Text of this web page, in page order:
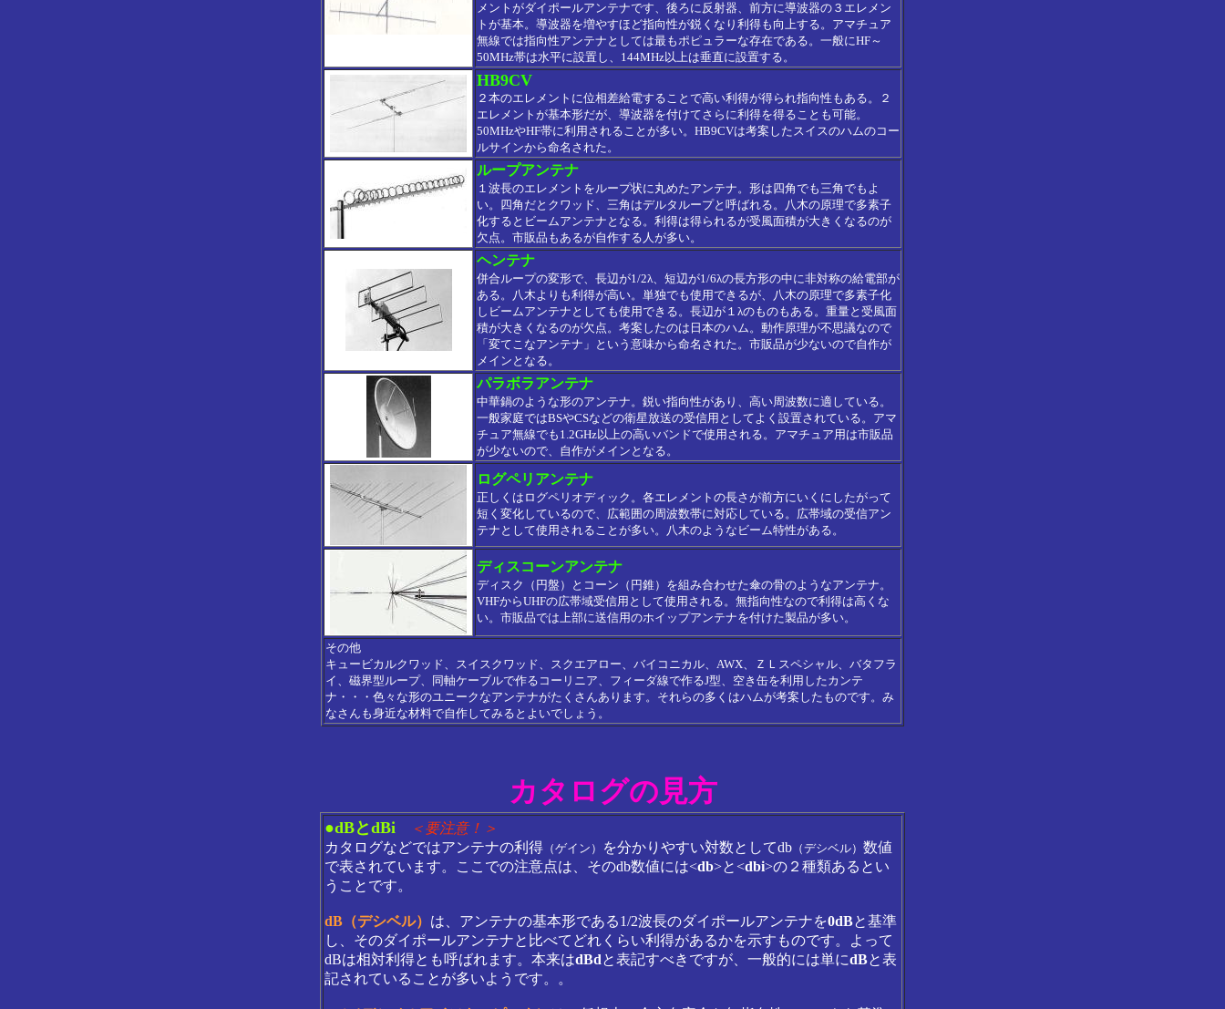
メントがダイポールアンテナです、後ろに反射器、前方に導波器の３エレメン
トが基本。導波器を増やすほど指向性が鋭くなり利得も向上する。アマチュア
無線では指向性アンテナとしては最もポピュラーな存在である。一般にHF～
50MHz帯は水平に設置し、144MHz以上は垂直に設置する。
HB9CV
２本のエレメントに位相差給電することで高い利得が得られ指向性もある。２
エレメントが基本形だが、導波器を付けてさらに利得を得ることも可能。
50MHzやHF帯に利用されることが多い。HB9CVは考案したスイスのハムのコー
ルサインから命名された。
ループアンテナ
１波長のエレメントをループ状に丸めたアンテナ。形は四角でも三角でもよ
い。四角だとクワッド、三角はデルタループと呼ばれる。八木の原理で多素子
化するとビームアンテナとなる。利得は得られるが受風面積が大きくなるのが
欠点。市販品もあるが自作する人が多い。
ヘンテナ
併合ループの変形で、長辺が1/2λ、短辺が1/6λの長方形の中に非対称の給電部が
ある。八木よりも利得が高い。単独でも使用できるが、八木の原理で多素子化
しビームアンテナとしても使用できる。長辺が１λのものもある。重量と受風面
積が大きくなるのが欠点。考案したのは日本のハム。動作原理が不思議なので
「変てこなアンテナ」という意味から命名された。市販品が少ないので自作が
メインとなる。
パラボラアンテナ
中華鍋のような形のアンテナ。鋭い指向性があり、高い周波数に適している。
一般家庭ではBSやCSなどの衛星放送の受信用としてよく設置されている。アマ
チュア無線でも1.2GHz以上の高いバンドで使用される。アマチュア用は市販品
が少ないので、自作がメインとなる。
ログペリアンテナ
正しくはログペリオディック。各エレメントの長さが前方にいくにしたがって
短く変化しているので、広範囲の周波数帯に対応している。広帯域の受信アン
テナとして使用されることが多い。八木のようなビーム特性がある。
ディスコーンアンテナ
ディスク（円盤）とコーン（円錐）を組み合わせた傘の骨のようなアンテナ。
VHFからUHFの広帯域受信用として使用される。無指向性なので利得は高くな
い。市販品では上部に送信用のホイップアンテナを付けた製品が多い。
その他
キュービカルクワッド、スイスクワッド、スクエアロー、バイコニカル、AWX、ＺＬスペシャル、バタフラ
イ、磁界型ループ、同軸ケーブルで作るコーリニア、フィーダ線で作るJ型、空き缶を利用したカンテ
ナ・・・色々な形のユニークなアンテナがたくさんあります。それらの多くはハムが考案したものです。み
なさんも身近な材料で自作してみるとよいでしょう。
カタログの見方
●dBとdBi
＜要注意！＞
カタログなどではアンテナの利得 （ゲイン） を分かりやすい対数としてdb （デシベル） 数値
で表されています。ここでの注意点は、そのdb数値には<db>と<dbi>の２種類あるとい
うことです。
dB（デシベル） は、アンテナの基本形である1/2波長のダイポールアンテナを0dBと基準
し、そのダイポールアンテナと比べてどれくらい利得があるかを示すものです。よって
dBは相対利得とも呼ばれます。本来はdBdと表記すべきですが、一般的には単にdBと表
記されていることが多いようです。。